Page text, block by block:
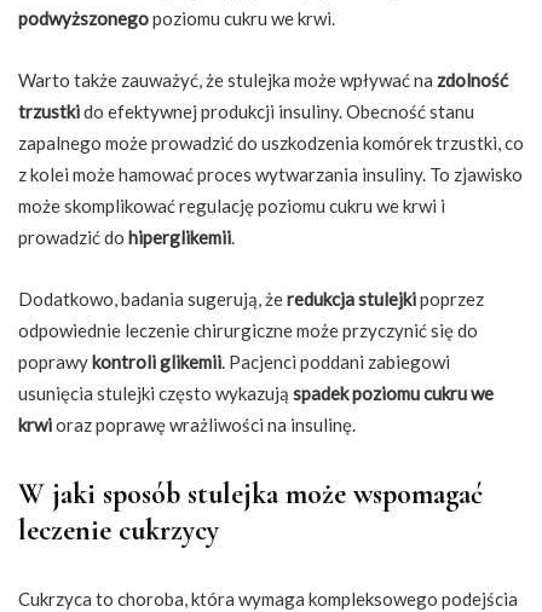
podwyższonegopoziomu cukru we krwi.
Warto także zauważyć, że stulejka może wpływać na zdolność
trzustkido efektywnej produkcji insuliny. Obecność stanu
zapalnego może prowadzić do uszkodzenia komórek trzustki, co
z kolei może hamować proces wytwarzania insuliny. To zjawisko
może skomplikować regulację poziomu cukru we krwi i
prowadzić do hiperglikemii.
Dodatkowo, badania sugerują, żeredukcja stulejkipoprzez
odpowiednie leczenie chirurgiczne może przyczynić się do
poprawy kontroli glikemii. Pacjenci poddani zabiegowi
usunięcia stulejki często wykazują spadekpoziomu cukru we
krwioraz poprawę wrażliwości na insulinę.
W jaki sposób stulejka może wspomagać
leczenie cukrzycy
Cukrzyca to choroba, która wymaga kompleksowego podejścia